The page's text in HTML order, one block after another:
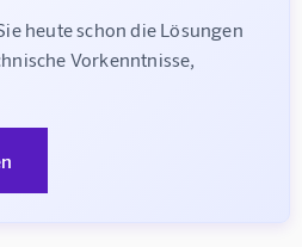
heute schon die Lösungen
Vorkenntnisse,